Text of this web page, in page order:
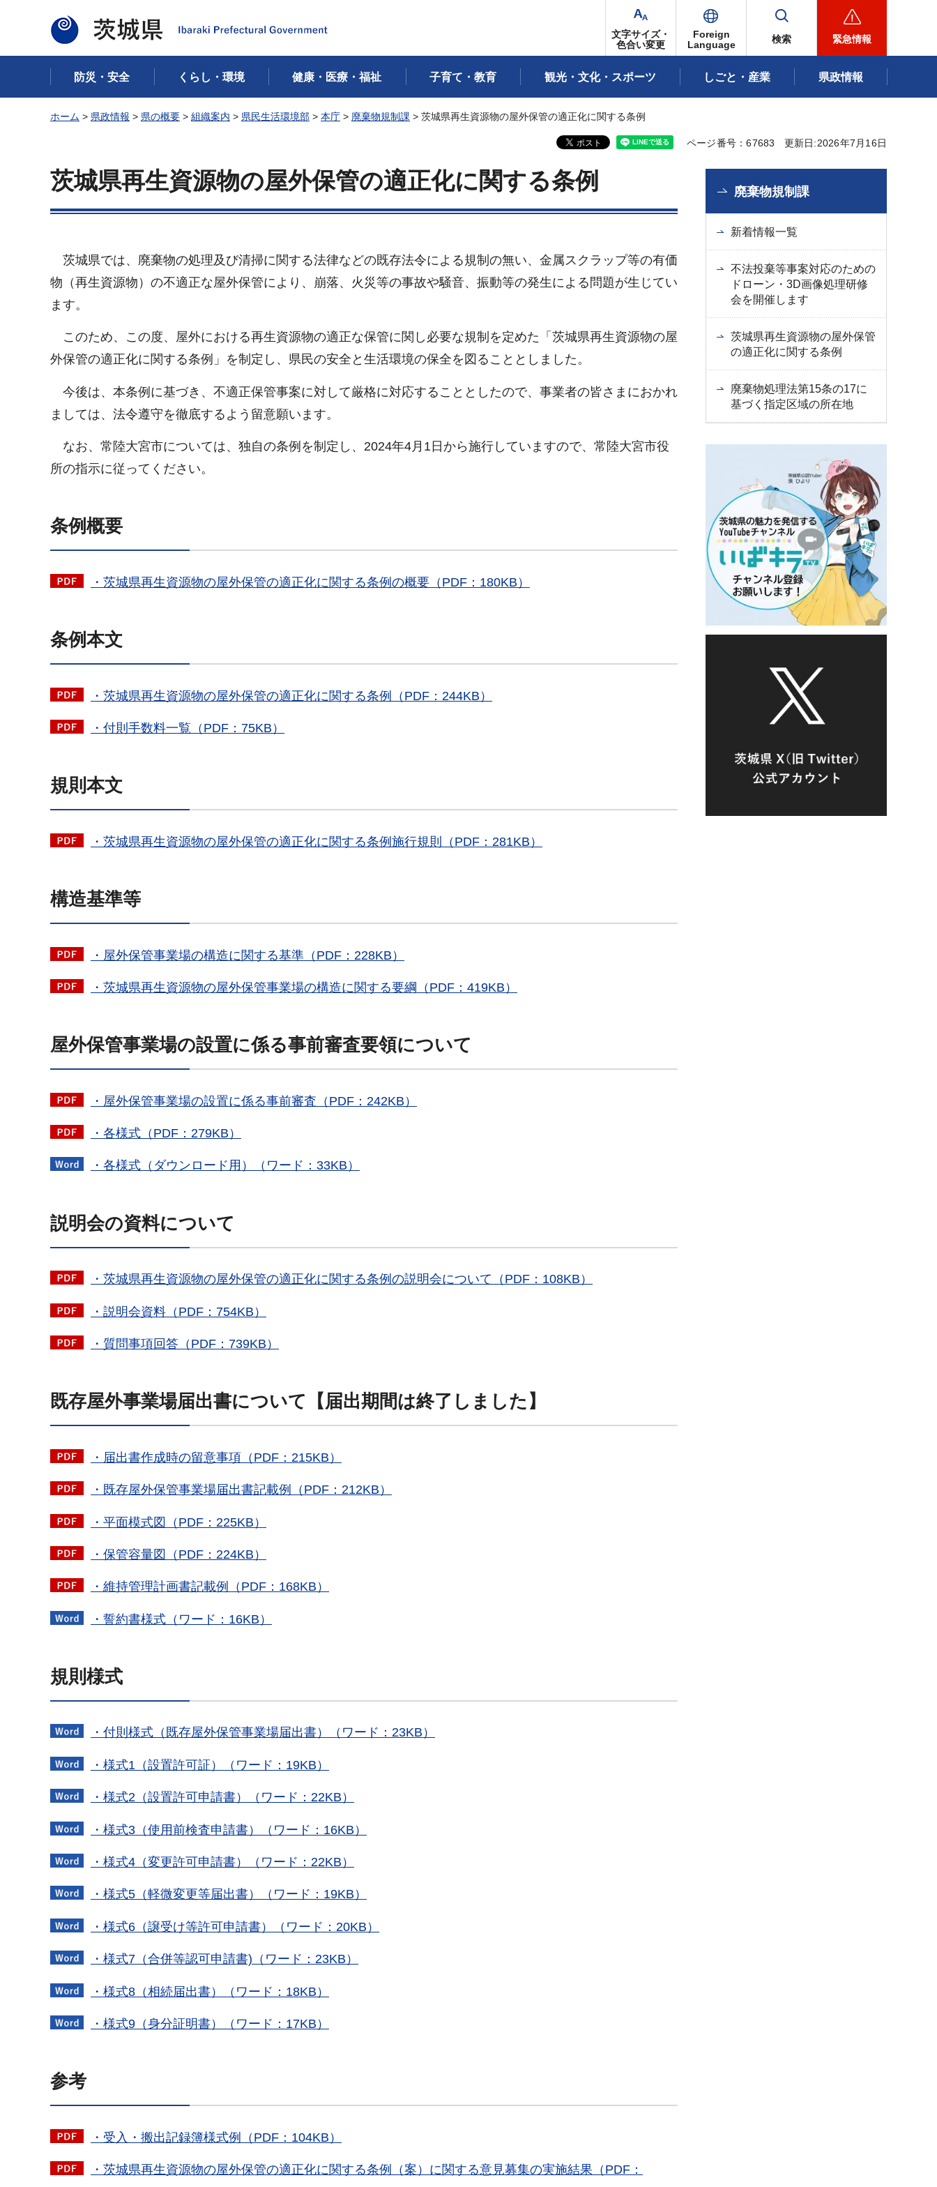
茨城県
文字サイズ・
色合い変更
Foreign
Language
検索 緊急情報
防災・安全 くらし・環境 健康・医療・福祉 子育て・教育 観光・文化・スポーツ しごと・産業 県政情報
ホーム > 県政情報 > 県の概要 > 組織案内 > 県民生活環境部 > 本庁 > 廃棄物規制課 > 茨城県再生資源物の屋外保管の適正化に関する条例
ページ番号：67683 更新日:2026年7月16日
茨城県再生資源物の屋外保管の適正化に関する条例
茨城県では、廃棄物の処理及び清掃に関する法律などの既存法令による規制の無い、金属スクラップ等の有価
物（再生資源物）の不適正な屋外保管により、崩落、火災等の事故や騒音、振動等の発生による問題が生じてい
ます。
このため、この度、屋外における再生資源物の適正な保管に関し必要な規制を定めた「茨城県再生資源物の屋
外保管の適正化に関する条例」を制定し、県民の安全と生活環境の保全を図ることとしました。
今後は、本条例に基づき、不適正保管事案に対して厳格に対応することとしたので、事業者の皆さまにおかれ
ましては、法令遵守を徹底するよう留意願います。
なお、常陸大宮市については、独自の条例を制定し、2024年4月1日から施行していますので、常陸大宮市役
所の指示に従ってください。
条例概要
・茨城県再生資源物の屋外保管の適正化に関する条例の概要（PDF：180KB）
条例本文
・茨城県再生資源物の屋外保管の適正化に関する条例（PDF：244KB）
・付則手数料一覧（PDF：75KB）
規則本文
・茨城県再生資源物の屋外保管の適正化に関する条例施行規則（PDF：281KB）
構造基準等
・屋外保管事業場の構造に関する基準（PDF：228KB）
・茨城県再生資源物の屋外保管事業場の構造に関する要綱（PDF：419KB）
屋外保管事業場の設置に係る事前審査要領について
・屋外保管事業場の設置に係る事前審査（PDF：242KB）
・各様式（PDF：279KB）
・各様式（ダウンロード用）（ワード：33KB）
説明会の資料について
・茨城県再生資源物の屋外保管の適正化に関する条例の説明会について（PDF：108KB）
・説明会資料（PDF：754KB）
・質問事項回答（PDF：739KB）
既存屋外事業場届出書について【届出期間は終了しました 】
・届出書作成時の留意事項（PDF：215KB）
・既存屋外保管事業場届出書記載例（PDF：212KB）
・平面模式図（PDF：225KB）
・保管容量図（PDF：224KB）
・維持管理計画書記載例（PDF：168KB）
・誓約書様式（ワード：16KB）
規則様式
・付則様式（既存屋外保管事業場届出書）（ワード：23KB）
・様式1（設置許可証）（ワード：19KB）
・様式2（設置許可申請書）（ワード：22KB）
・様式3（使用前検査申請書）（ワード：16KB）
・様式4（変更許可申請書）（ワード：22KB）
・様式5（軽微変更等届出書）（ワード：19KB）
・様式6（譲受け等許可申請書）（ワード：20KB）
・様式7（合併等認可申請書)（ワード：23KB）
・様式8（相続届出書）（ワード：18KB）
・様式9（身分証明書）（ワード：17KB）
参考
・受入・搬出記録簿様式例（PDF：104KB）
・茨城県再生資源物の屋外保管の適正化に関する条例（案）に関する意見募集の実施結果（PDF：
廃棄物規制課
新着情報一覧
不法投棄等事案対応のための
ドローン・3D画像処理研修
会を開催します
茨城県再生資源物の屋外保管
の適正化に関する条例
廃棄物処理法第15条の17に
基づく指定区域の所在地